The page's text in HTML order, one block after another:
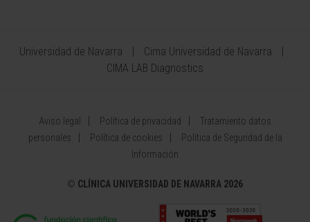
Universidad de Navarra
Cima Universidad de Navarra
CIMA LAB Diagnostics
Aviso legal Política de privacidad
Tratamiento datos
personales
Política de cookies
Política de Seguridad de la
Información
© CLÍNICA UNIVERSIDAD DE NAVARRA 2026